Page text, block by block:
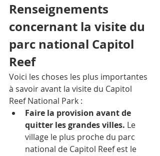
Renseignements
concernant la visite du
parc national Capitol
Reef
Voici les choses les plus importantes
à savoir avant la visite du Capitol
Reef National Park :
Faire la provision avant de
quitter les grandes villes. Le
village le plus proche du parc
national de Capitol Reef est le